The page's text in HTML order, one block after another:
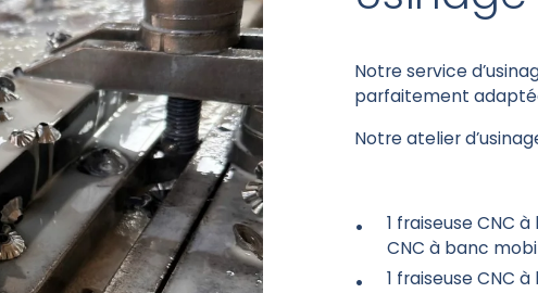
Notre service
parfaitement
Notre atelier
1 fraiseuse CNC
CNC à banc
1 fraiseuse CNC